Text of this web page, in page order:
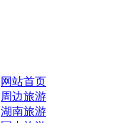
网站首页
周边旅游
湖南旅游